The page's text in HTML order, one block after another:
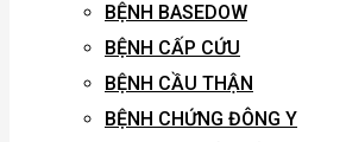
BỆNH BASEDOW
BỆNH CẤP CỨU
BỆNH CẦU THẬN
BỆNH CHỨNG ĐÔNG Y